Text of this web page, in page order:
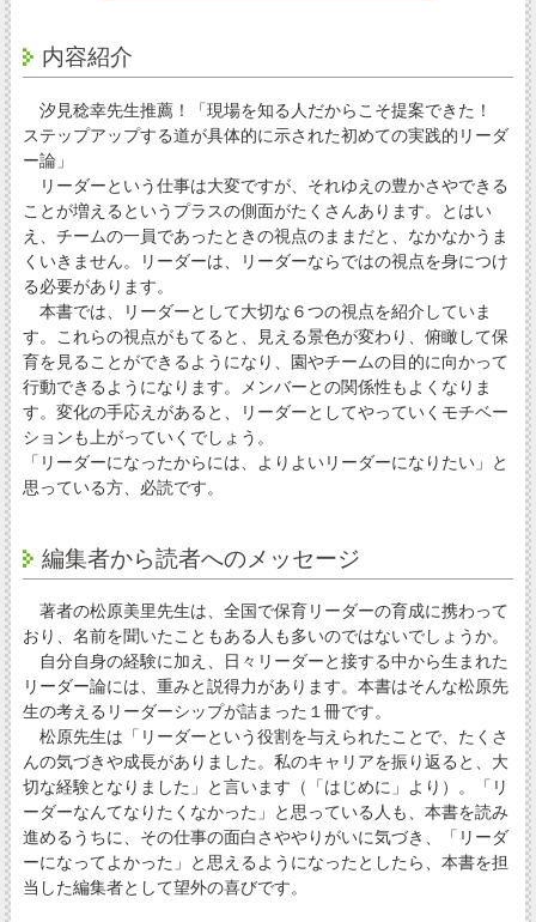
内容紹介
汐見稔幸先生推薦！「現場を知る人だからこそ提案できた！
ステップアップする道が具体的に示された初めての実践的リーダ
ー論」
リーダーという仕事は大変ですが、それゆえの豊かさやできる
ことが増えるというプラスの側面がたくさんあります。とはい
え、チームの一員であったときの視点のままだと、なかなかうま
くいきません。リーダーは、リーダーならではの視点を身につけ
る必要があります。
本書では、リーダーとして大切な６つの視点を紹介していま
す。これらの視点がもてると、見える景色が変わり、俯瞰して保
育を見ることができるようになり、園やチームの目的に向かって
行動できるようになります。メンバーとの関係性もよくなりま
す。変化の手応えがあると、リーダーとしてやっていくモチベー
ションも上がっていくでしょう。
「リーダーになったからには、よりよいリーダーになりたい」と
思っている方、必読です。
編集者から読者へのメッセージ
著者の松原美里先生は、全国で保育リーダーの育成に携わって
おり、名前を聞いたこともある人も多いのではないでしょうか。
自分自身の経験に加え、日々リーダーと接する中から生まれた
リーダー論には、重みと説得力があります。本書はそんな松原先
生の考えるリーダーシップが詰まった１冊です。
松原先生は「リーダーという役割を与えられたことで、たくさ
んの気づきや成長がありました。私のキャリアを振り返ると、大
切な経験となりました」と言います（「はじめに」より）。「リ
ーダーなんてなりたくなかった」と思っている人も、本書を読み
進めるうちに、その仕事の面白さややりがいに気づき、「リーダ
ーになってよかった」と思えるようになったとしたら、本書を担
当した編集者として望外の喜びです。